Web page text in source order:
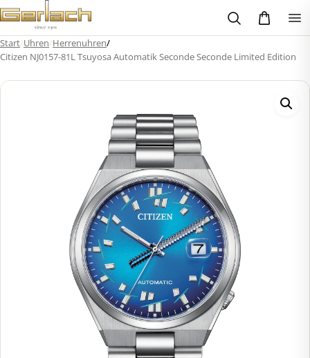
Zum
Inhalt
springen
Start/Uhren/Herrenuhren/
Citizen NJ0157-81L Tsuyosa Automatik Seconde Seconde Limited Edition